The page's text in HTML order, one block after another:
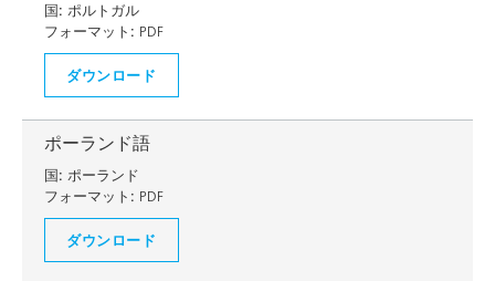
国: ポルトガル
フォーマット: PDF
ダウンロード
ポーランド語
国: ポーランド
フォーマット: PDF
ダウンロード